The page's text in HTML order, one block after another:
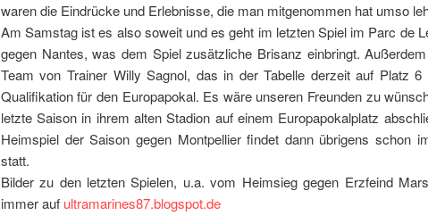
waren die Eindrücke und Erlebnisse, die man mitgenommen hat umso
Am Samstag ist es also soweit und es geht im letzten Spiel im Parc de
gegen Nantes, was dem Spiel zusätzliche Brisanz einbringt.
Team von Trainer Willy Sagnol, das in der Tabelle derzeit auf Platz
Qualifikation für den Europapokal. Es wäre unseren Freunden zu
letzte Saison in ihrem alten Stadion auf einem Europapokalplatz
Heimspiel der Saison gegen Montpellier findet dann übrigens schon
statt.
Bilder zu den letzten Spielen, u.a. vom Heimsieg gegen Erzfeind
immer auf ultramarines87.blogspot.de